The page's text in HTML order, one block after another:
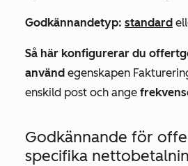
Godkännandetyp: standard
Så här konfigurerar du
använd egenskapen
enskild post och ange
Godkännande för
specifika